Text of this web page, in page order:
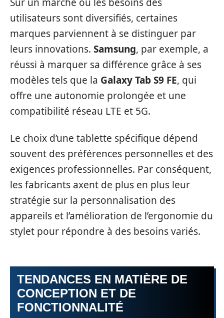
Sur un marché où les besoins des
utilisateurs sont diversifiés, certaines
marques parviennent à se distinguer par
leurs innovations. Samsung, par exemple, a
réussi à marquer sa différence grâce à ses
modèles tels que la Galaxy Tab S9 FE, qui
offre une autonomie prolongée et une
compatibilité réseau LTE et 5G.
Le choix d’une tablette spécifique dépend
souvent des préférences personnelles et des
exigences professionnelles. Par conséquent,
les fabricants axent de plus en plus leur
stratégie sur la personnalisation des
appareils et l’amélioration de l’ergonomie du
stylet pour répondre à des besoins variés.
TENDANCES EN MATIÈRE DE
CONCEPTION ET DE
FONCTIONNALITÉ